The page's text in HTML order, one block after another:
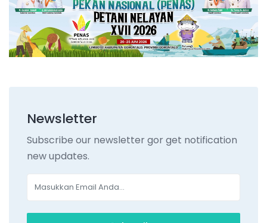
Newsletter
Subscribe our newsletter gor get notification
new updates.